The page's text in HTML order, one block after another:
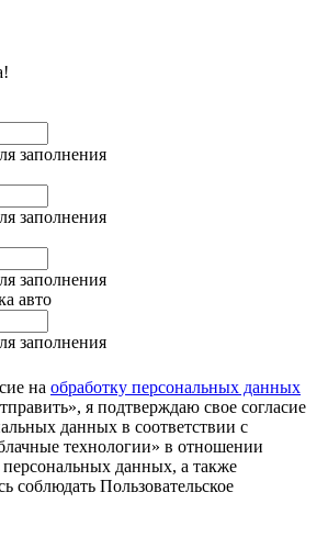
заполнения
заполнения
заполнения
авто
заполнения
на обработку персональных данных
я подтверждаю свое согласие
данных в соответствии с
технологии» в отношении
данных, а также
соблюдать Пользовательское